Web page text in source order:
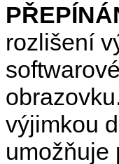
rozlišení
výjimkou
umožňuje